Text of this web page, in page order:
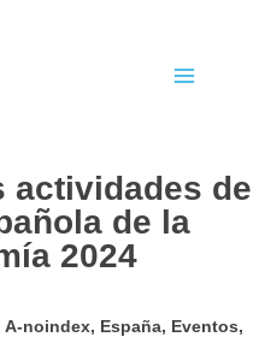
actividades de
de la
2024
A-noindex, España, Eventos,